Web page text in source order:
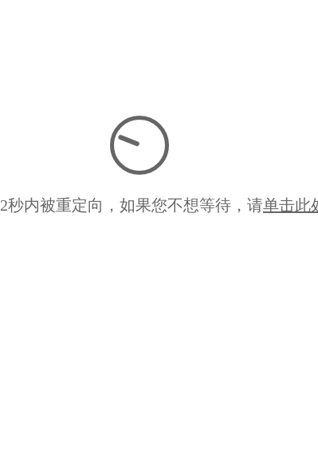
2秒内被重定向，如果您不想等待，请单击此